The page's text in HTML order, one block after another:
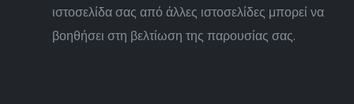
ιστοσελίδα σας από άλλες ιστοσελίδες μπορεί να
βοηθήσει στη βελτίωση της παρουσίας σας.